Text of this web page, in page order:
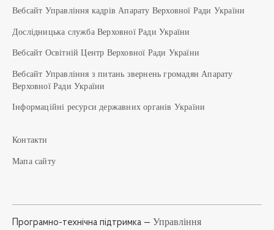
Вебсайт Управління кадрів Апарату Верховної Ради України
Дослідницька служба Верховної Ради України
Вебсайт Освітній Центр Верховної Ради України
Вебсайт Управління з питань звернень громадян Апарату
Верховної Ради України
Інформаційні ресурси державних органів України
Контакти
Мапа сайту
Програмно-технічна підтримка — Управління